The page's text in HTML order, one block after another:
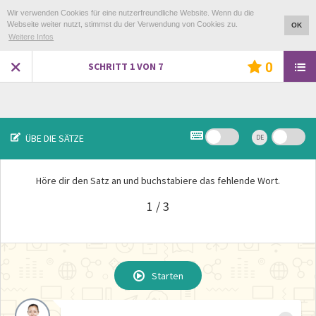
Wir verwenden Cookies für eine nutzerfreundliche Website. Wenn du die
Webseite weiter nutzt, stimmst du der Verwendung von Cookies zu.
Weitere Infos
OK
SCHRITT 1VON 7 0
ÜBE DIE SÄTZE DE
Höre dir den Satz an und buchstabiere das fehlende Wort.
1 / 3
Starten
Starten
Starten
ÜBUNG WIEDERHOLEN ?